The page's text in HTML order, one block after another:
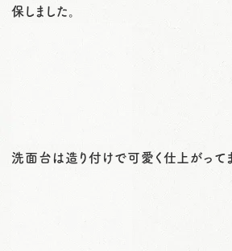
保しました。
洗面台は造り付けで可愛く仕上がって